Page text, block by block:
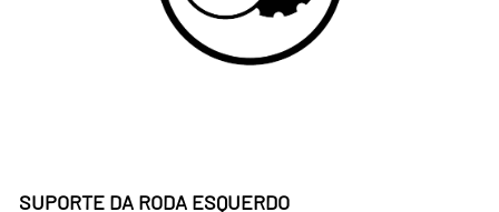
SUPORTE DA RODA ESQUERDO